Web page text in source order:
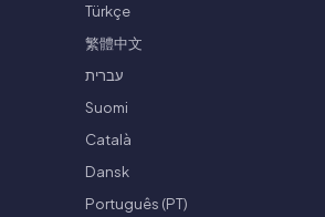
Türkçe
繁體中文
עברית
Suomi
Català
Dansk
Português (PT)